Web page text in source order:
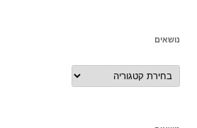
נושאים
נושאים